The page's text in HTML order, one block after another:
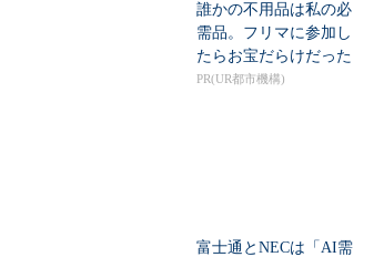
誰かの不用品は私の必
需品。フリマに参加し
たらお宝だらけだった
PR(UR都市機構)
富士通とNECは「AI需